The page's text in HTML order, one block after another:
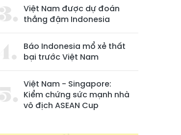
Việt Nam được dự đoán
thắng đậm Indonesia
Báo Indonesia mổ xẻ thất
bại trước Việt Nam
Việt Nam - Singapore:
Kiểm chứng sức mạnh nhà
vô địch ASEAN Cup